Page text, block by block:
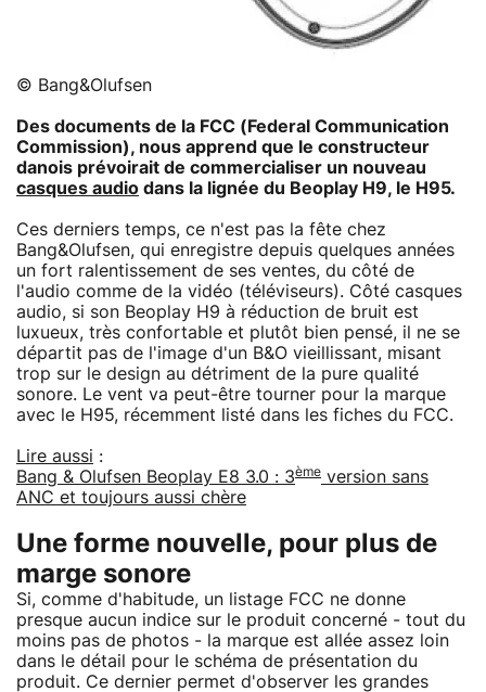
© Bang&Olufsen
Des documents de la FCC (Federal Communication
Commission), nous apprend que le constructeur
danois prévoirait de commercialiser un nouveau
casques audio dans la lignée du Beoplay H9, le H95.
Ces derniers temps, ce n'est pas la fête chez
Bang&Olufsen, qui enregistre depuis quelques années
un fort ralentissement de ses ventes, du côté de
l'audio comme de la vidéo (téléviseurs). Côté casques
audio, si son Beoplay H9 à réduction de bruit est
luxueux, très confortable et plutôt bien pensé, il ne se
départit pas de l'image d'un B&O vieillissant, misant
trop sur le design au détriment de la pure qualité
sonore. Le vent va peut-être tourner pour la marque
avec le H95, récemment listé dans les fiches du FCC.
Lire aussi :
Bang & Olufsen Beoplay E8 3.0 : 3ème version sans
ANC et toujours aussi chère
Une forme nouvelle, pour plus de
marge sonore
Si, comme d'habitude, un listage FCC ne donne
presque aucun indice sur le produit concerné - tout du
moins pas de photos - la marque est allée assez loin
dans le détail pour le schéma de présentation du
produit. Ce dernier permet d'observer les grandes